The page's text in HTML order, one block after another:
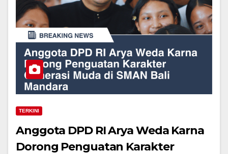
TERKINI
Anggota DPD RI Arya Weda Karna
Dorong Penguatan Karakter